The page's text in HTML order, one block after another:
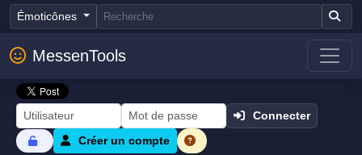
Émoticônes
MessenTools
Connecter
Créer un compte